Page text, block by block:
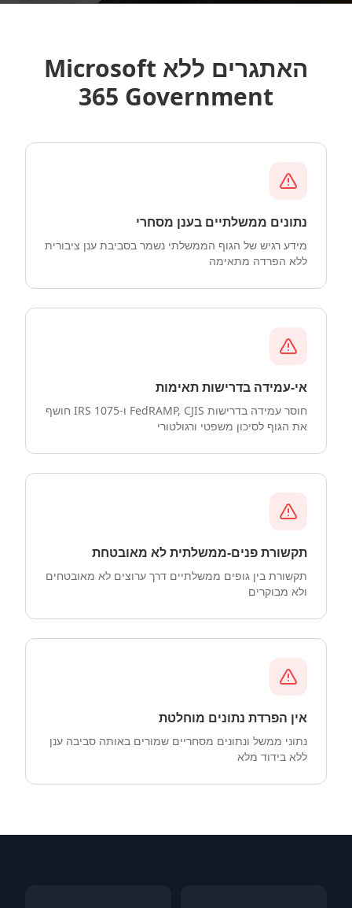
האתגרים ללא Microsoft
365 Government
נתונים ממשלתיים בענן מסחרי
מידע רגיש של הגוף הממשלתי נשמר בסביבת ענן ציבורית
ללא הפרדה מתאימה
אי-עמידה בדרישות תאימות
חוסר עמידה בדרישות FedRAMP, CJIS ו-IRS 1075 חושף
את הגוף לסיכון משפטי ורגולטורי
תקשורת פנים-ממשלתית לא מאובטחת
תקשורת בין גופים ממשלתיים דרך ערוצים לא מאובטחים
ולא מבוקרים
אין הפרדת נתונים מוחלטת
נתוני ממשל ונתונים מסחריים שמורים באותה סביבה ענן
ללא בידוד מלא